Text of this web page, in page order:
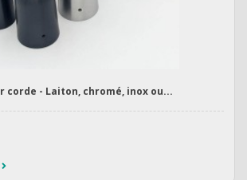
corde - Laiton, chromé, inox ou...